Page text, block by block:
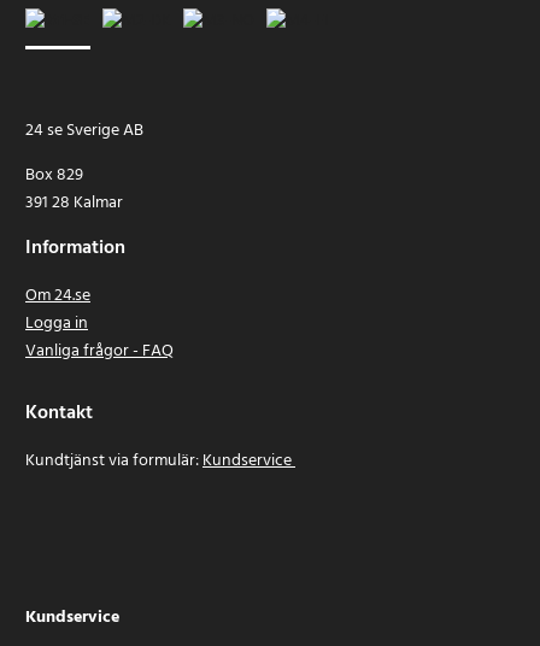
24 se Sverige AB
Box 829
391 28 Kalmar
Information
Om 24.se
Logga in
Vanliga frågor - FAQ
Kontakt
Kundtjänst via formulär:Kundservice
Kundservice